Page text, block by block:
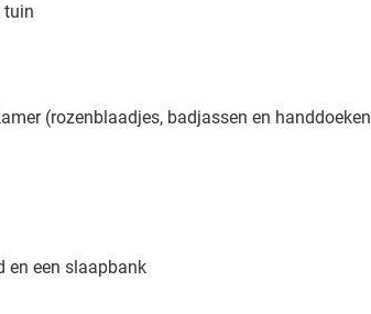
tuin
(rozenblaadjes, badjassen en handdoeken
en een slaapbank